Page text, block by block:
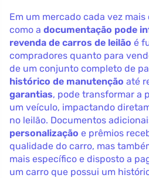
Em um mercado cada vez
como a documentação pode
revenda de carros de leilão é
compradores quanto para
de um conjunto completo de
histórico de manutenção até
garantias, pode transformar a
um veículo, impactando
no leilão. Documentos
personalização e prêmios
qualidade do carro, mas
mais específico e disposto a
um carro que possui um